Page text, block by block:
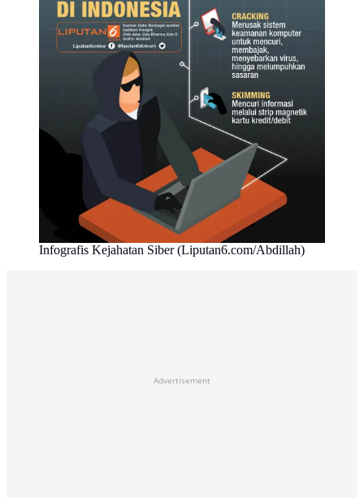
Infografis Kejahatan Siber (Liputan6.com/Abdillah)
Advertisement